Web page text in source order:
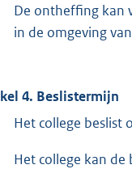
De ontheffing kan
in de omgeving
4. Beslistermijn
Het college beslist
Het college kan de